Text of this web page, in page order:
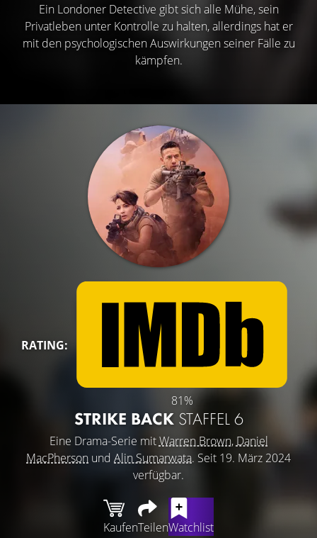
Ein Londoner Detective gibt sich alle Mühe, sein
Privatleben unter Kontrolle zu halten, allerdings hat er
mit den psychologischen Auswirkungen seiner Fälle zu
kämpfen.
RATING:
81%
STRIKE BACK STAFFEL 6
Eine Drama-Serie mitWarren Brown, Daniel
MacPherson und Alin Sumarwata. Seit 19. März 2024
verfügbar.
KaufenTeilenWatchlist